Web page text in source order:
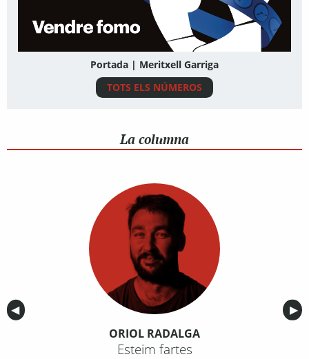
Portada | Meritxell Garriga
TOTS ELS NÚMEROS
La columna
Anterior
◀︎ ▶︎
ORIOL RADALGA
Esteim fartes